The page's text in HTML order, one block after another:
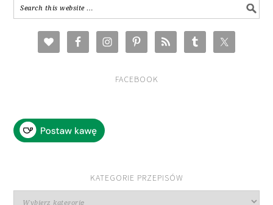
FACEBOOK
KATEGORIE PRZEPISÓW